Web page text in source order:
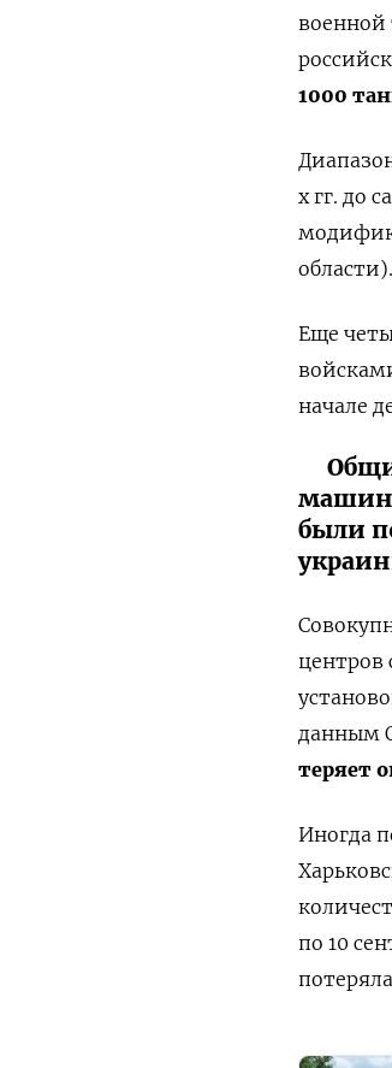
военной
1000
х гг. до
области).
Еще
начале
были
центров
данным
теряет
Иногда
по 10